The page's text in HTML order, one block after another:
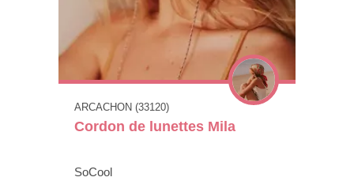
ARCACHON (33120)
Cordon de lunettes Mila
SoCool